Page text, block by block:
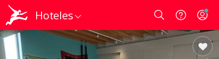
Hoteles Login